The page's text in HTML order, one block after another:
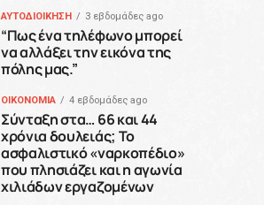
ΑΥΤΟΔΙΟΙΚΗΣΗ 3 εβδομάδες ago
“Πως ένα τηλέφωνο μπορεί
να αλλάξει την εικόνα της
πόλης μας.”
ΟΙΚΟΝΟΜΙΑ 4 εβδομάδες ago
Σύνταξη στα… 66 και 44
χρόνια δουλειάς; Το
ασφαλιστικό «ναρκοπέδιο»
που πλησιάζει και η αγωνία
χιλιάδων εργαζομένων